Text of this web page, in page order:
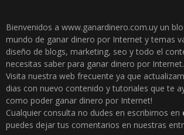
Bienvenidos a www.ganardinero.com.uy un
mundo de ganar dinero por Internet y temas
diseño de blogs, marketing, seo y todo el
necesitas saber para ganar dinero por Internet.
Visita nuestra web frecuente ya que
dias con nuevo contenido y tutoriales que te
como poder ganar dinero por Internet!
Cualquier consulta no dudes en escribirnos en
puedes dejar tus comentarios en nuestras